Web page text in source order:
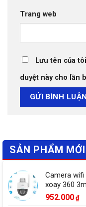
Trang web
Lưu tên của
duyệt này cho lần
SẢN PHẨM MỚI
Camera wifi
xoay 360
952.000 ₫